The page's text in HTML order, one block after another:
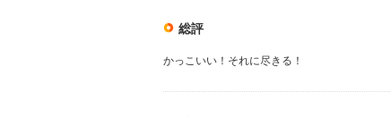
総評
かっこいい！それに尽きる！